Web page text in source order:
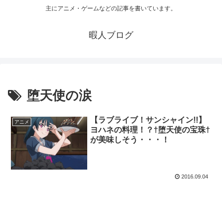
主にアニメ・ゲームなどの記事を書いています。
暇人ブログ
堕天使の涙
アニメ
【ラブライブ！サンシャイン!!】
ヨハネの料理！？†堕天使の宝珠†
が美味しそう・・・！
2016.09.04